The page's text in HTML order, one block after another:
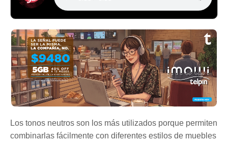
Los tonos neutros son los más utilizados porque permiten
combinarlas fácilmente con diferentes estilos de muebles